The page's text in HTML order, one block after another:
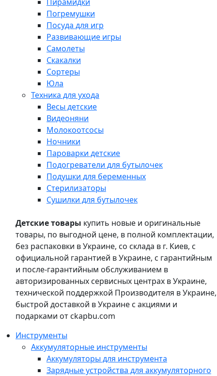
Погремушки
Посуда для игр
Развивающие игры
Самолеты
Скакалки
Сортеры
Юла
Техника для ухода
Весы детские
Видеоняни
Молокоотсосы
Ночники
Пароварки детские
Подогреватели для бутылочек
Подушки для беременных
Стерилизаторы
Сушилки для бутылочек
Детские товары купить новые и оригинальные
товары, по выгодной цене, в полной комплектации,
без распаковки в Украине, со склада в г. Киев, с
официальной гарантией в Украине, с гарантийным
и после-гарантийным обслуживанием в
авторизированных сервисных центрах в Украине,
технической поддержкой Производителя в Украине,
быстрой доставкой в Украине с акциями и
подарками от ckapbu.com
Инструменты
Аккумуляторные инструменты
Аккумуляторы для инструмента
Зарядные устройства для аккумуляторного